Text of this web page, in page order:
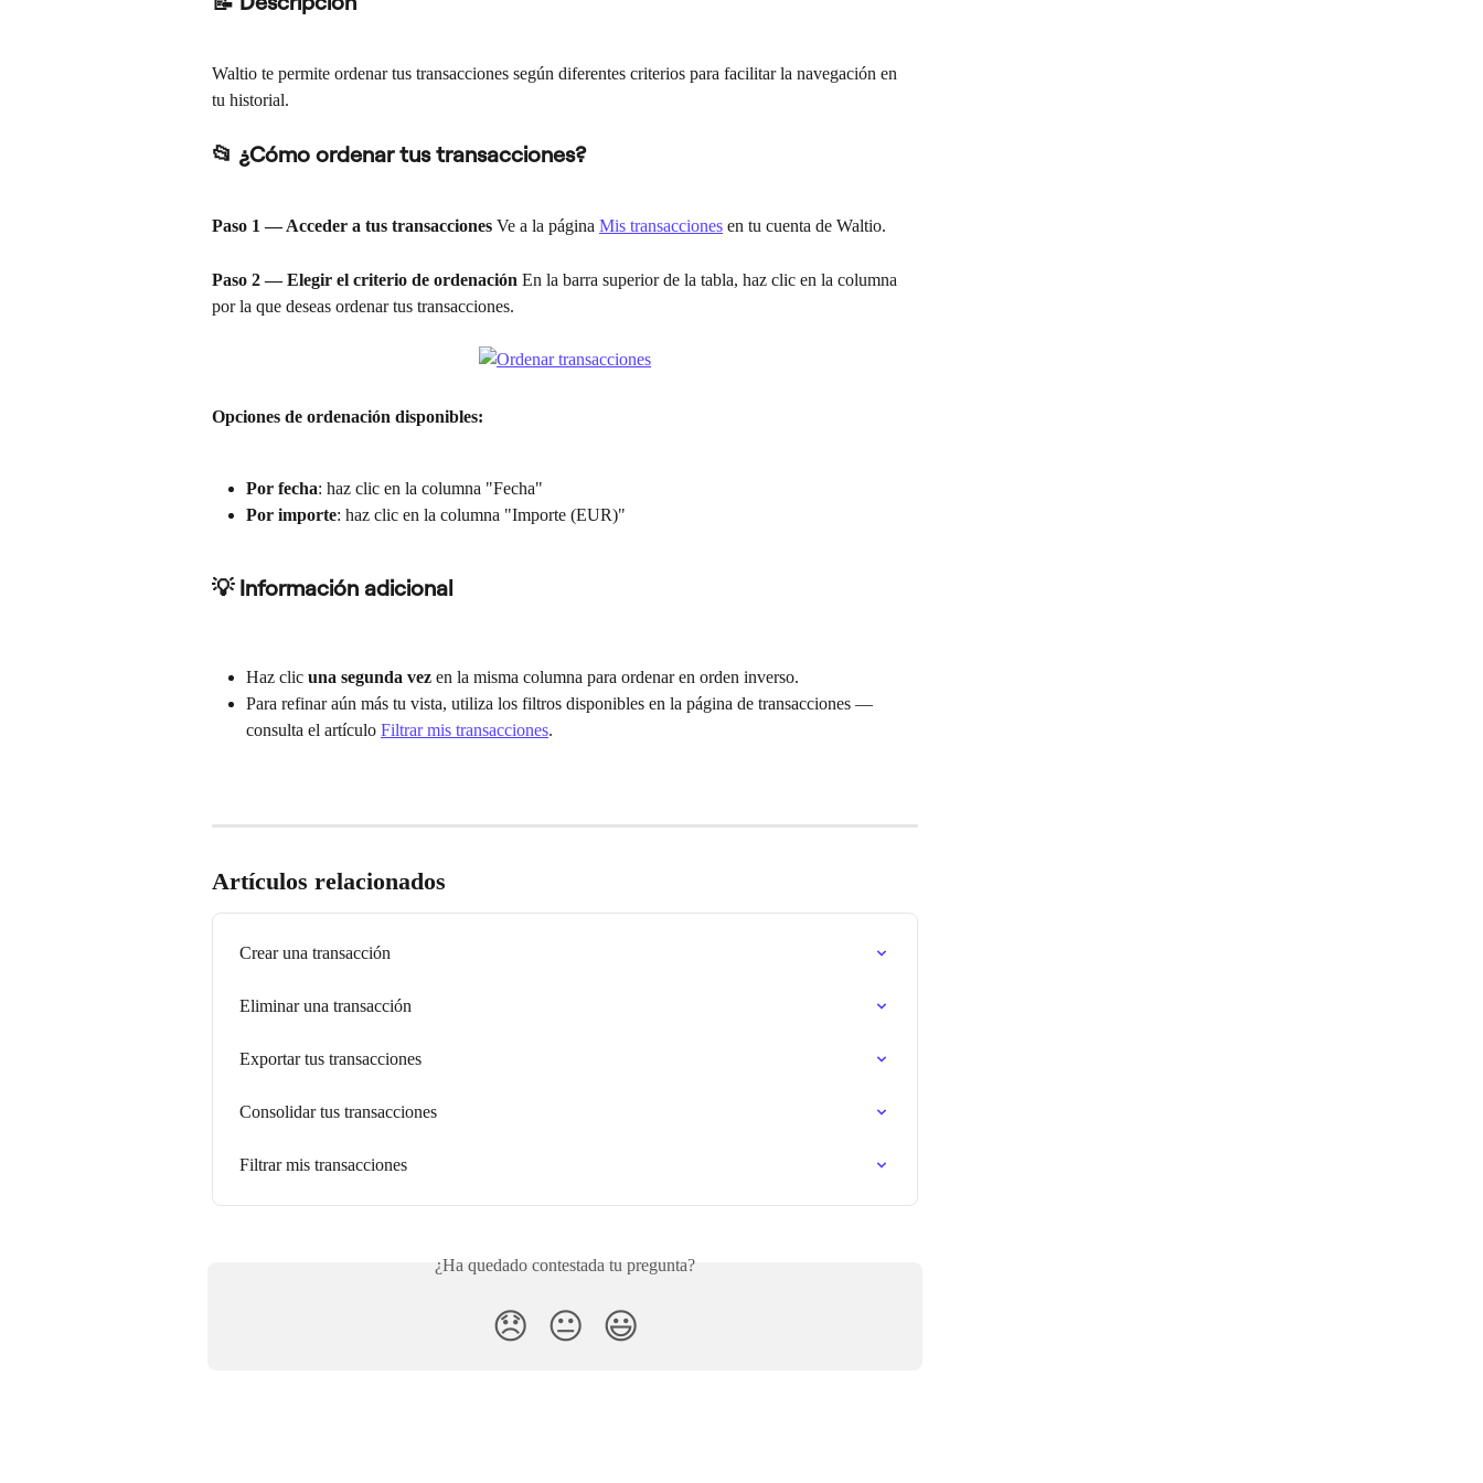
Waltio te permite ordenar tus transacciones según diferentes criterios para facilitar la navegación en
tu historial.
📂 ¿Cómo ordenar tus transacciones?
Paso 1 — Acceder a tus transacciones Ve a la página Mis transacciones en tu cuenta de Waltio.
Paso 2 — Elegir el criterio de ordenación En la barra superior de la tabla, haz clic en la columna
por la que deseas ordenar tus transacciones.
Opciones de ordenación disponibles:
Por fecha: haz clic en la columna "Fecha"
Por importe: haz clic en la columna "Importe (EUR)"
💡 Información adicional
Haz clic una segunda vez en la misma columna para ordenar en orden inverso.
Para refinar aún más tu vista, utiliza los filtros disponibles en la página de transacciones —
consulta el artículo Filtrar mis transacciones.
Artículos relacionados
Crear una transacción
Eliminar una transacción
Exportar tus transacciones
Consolidar tus transacciones
Filtrar mis transacciones
¿Ha quedado contestada tu pregunta?
😞 😐 😃